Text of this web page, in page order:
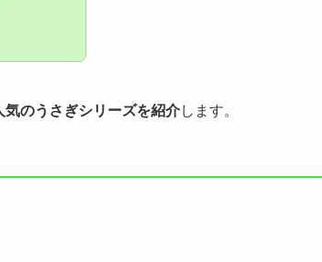
のうさぎシリーズを紹介します。